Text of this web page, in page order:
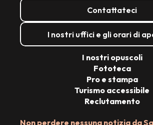
Contattateci
I nostri uffici e gli orari di
Non perdere nessuna notizia da
I nostri opuscoli
Fototeca
Pro e stampa
Turismo accessibile
Reclutamento